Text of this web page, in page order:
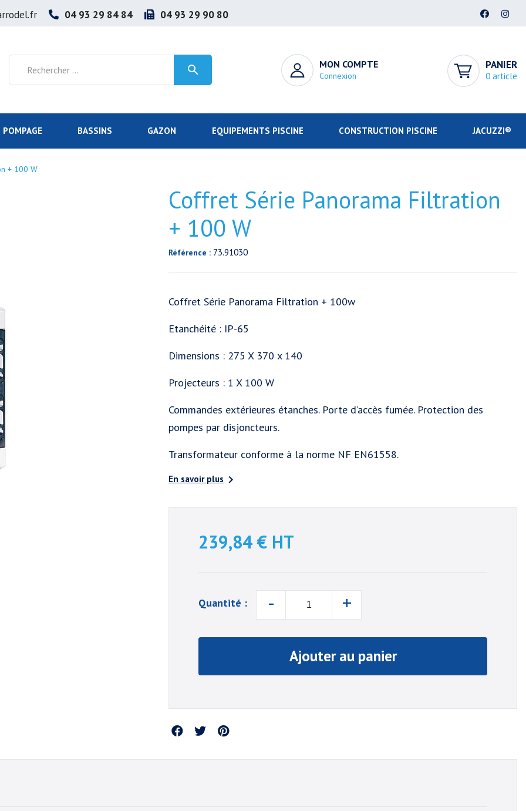
04 93 29 84 84 04 93 29 90 80
 MON COMPTE
Connexion
PANIER
0 article
POMPAGE BASSINS GAZON EQUIPEMENTS PISCINE CONSTRUCTION PISCINE JACUZZI®
+ 100 W
Coffret Série Panorama Filtration
+ 100 W
Référence : 73.91030
Coffret Série Panorama Filtration + 100w
Etanchéité : IP-65
Dimensions : 275 X 370 x 140
Projecteurs : 1 X 100 W
Commandes extérieures étanches. Porte d’accès fumée. Protection des
pompes par disjoncteurs.
Transformateur conforme à la norme NF EN61558.
En savoir plus 
239,84 € HT
Quantité : - +
Ajouter au panier
Partager